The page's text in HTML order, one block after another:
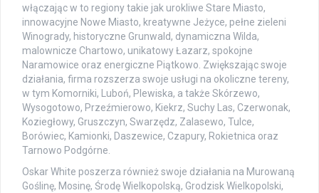
włączając w to regiony takie jak urokliwe Stare Miasto,
innowacyjne Nowe Miasto, kreatywne Jeżyce, pełne zieleni
Winogrady, historyczne Grunwald, dynamiczna Wilda,
malownicze Chartowo, unikatowy Łazarz, spokojne
Naramowice oraz energiczne Piątkowo. Zwiększając swoje
działania, firma rozszerza swoje usługi na okoliczne tereny,
w tym Komorniki, Luboń, Plewiska, a także Skórzewo,
Wysogotowo, Przeźmierowo, Kiekrz, Suchy Las, Czerwonak,
Koziegłowy, Gruszczyn, Swarzędz, Zalasewo, Tulce,
Borówiec, Kamionki, Daszewice, Czapury, Rokietnica oraz
Tarnowo Podgórne.
Oskar White poszerza również swoje działania na Murowaną
Goślinę, Mosinę, Środę Wielkopolską, Grodzisk Wielkopolski,